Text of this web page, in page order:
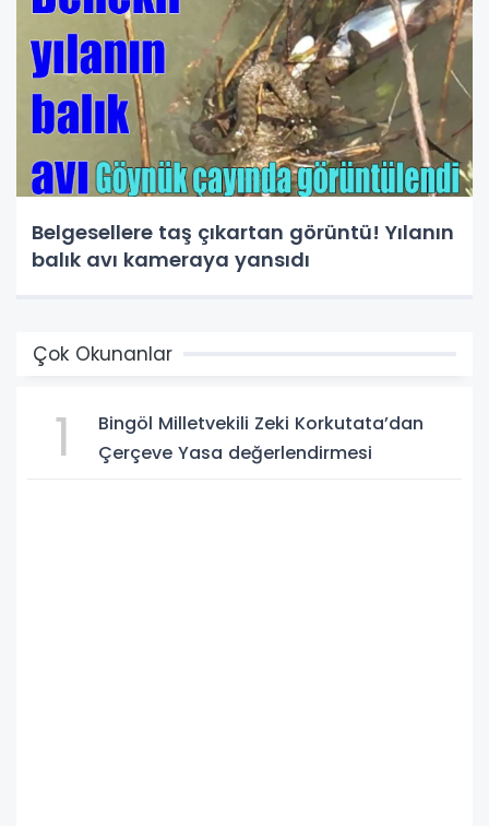
Belgesellere taş çıkartan görüntü! Yılanın
balık avı kameraya yansıdı
Çok Okunanlar
1
Bingöl Milletvekili Zeki Korkutata’dan
Çerçeve Yasa değerlendirmesi